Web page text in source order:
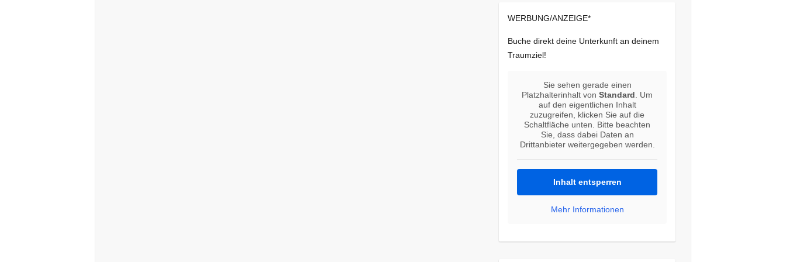
WERBUNG/ANZEIGE*
Buche direkt deine Unterkunft an deinem
Traumziel!
Sie sehen gerade einen
Platzhalterinhalt vonStandard . Um
auf den eigentlichen Inhalt
zuzugreifen, klicken Sie auf die
Schaltfläche unten. Bitte beachten
Sie, dass dabei Daten an
Drittanbieter weitergegeben werden.
Inhalt entsperren
Mehr Informationen